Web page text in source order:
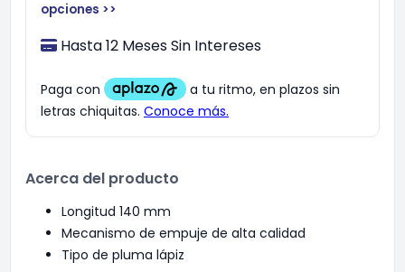
opciones >>
Hasta 12 Meses Sin Intereses
Acerca del producto
Longitud 140 mm
Mecanismo de empuje de alta calidad
Tipo de pluma lápiz